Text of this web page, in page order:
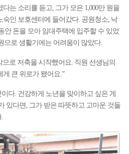
는 소리를 듣고, 그가 모은 1,000만 원을
인 보호센터에 들어갔다. 공원청소, 낙
안 돈을 모아 임대주택에 입주할 수 있었
으로 생활기에는 어려움이 많았다.
로 저축을 시작했어요. 직원 선생님의
큰 위로가 됐어요.”
다. 건강하게 노년을 맞이하고 싶은 게
있다면, 그가 받은 따뜻하고 고마운 것들
.